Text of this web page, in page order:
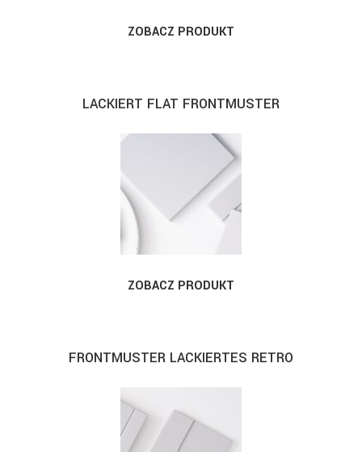
ZOBACZ PRODUKT
LACKIERT FLAT FRONTMUSTER
ZOBACZ PRODUKT
FRONTMUSTER LACKIERTES RETRO